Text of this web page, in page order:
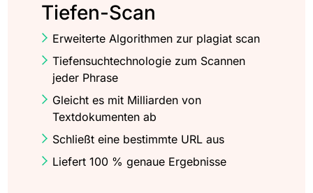
Tiefen-Scan
Erweiterte Algorithmen zur plagiat scan
Tiefensuchtechnologie zum Scannen
jeder Phrase
Gleicht es mit Milliarden von
Textdokumenten ab
Schließt eine bestimmte URL aus
Liefert 100 % genaue Ergebnisse